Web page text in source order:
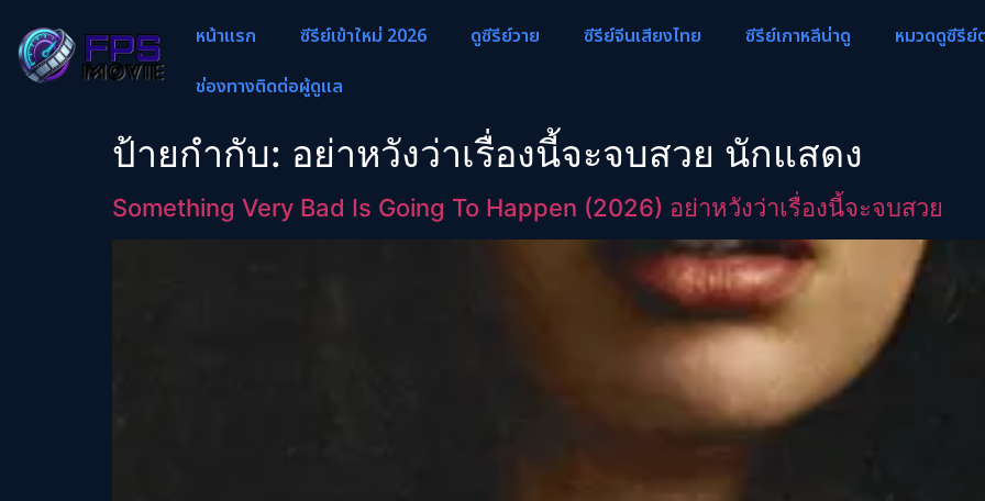
หน้าแรก ซีรีย์เข้าใหม่ 2026 ดูซีรีย์วาย ซีรีย์จีนเสียงไทย ซีรีย์เกาหลีน่าดู
หมวดดูซีรีย์
ช่องทางติดต่อผู้ดูแล
ป้ายกำกับ: อย่าหวังว่าเรื่องนี้จะจบสวย นักแสดง
Something Very Bad Is Going To Happen (2026) อย่าหวังว่าเรื่องนี้จะจบสวย